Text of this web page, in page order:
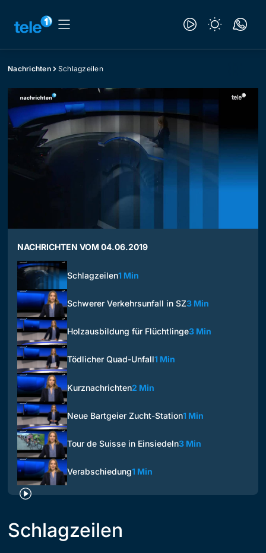
Nachrichten Schlagzeilen
NACHRICHTEN VOM 04.06.2019
Schlagzeilen1 Min
Schwerer Verkehrsunfall in SZ3 Min
Holzausbildung für Flüchtlinge3 Min
Tödlicher Quad-Unfall1 Min
Kurznachrichten2 Min
Neue Bartgeier Zucht-Station1 Min
Tour de Suisse in Einsiedeln3 Min
Verabschiedung1 Min
Schlagzeilen